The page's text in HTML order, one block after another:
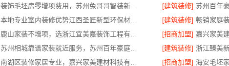
[建筑装修]
[建筑装修] 畅销家庭
[招商加盟]
[建筑装修]
[招商加盟]